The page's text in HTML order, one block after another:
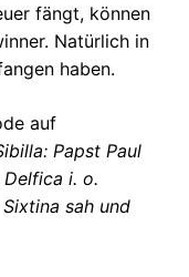
fängt, können
Natürlich in
haben.
auf
Papst Paul
i. o.
sah und